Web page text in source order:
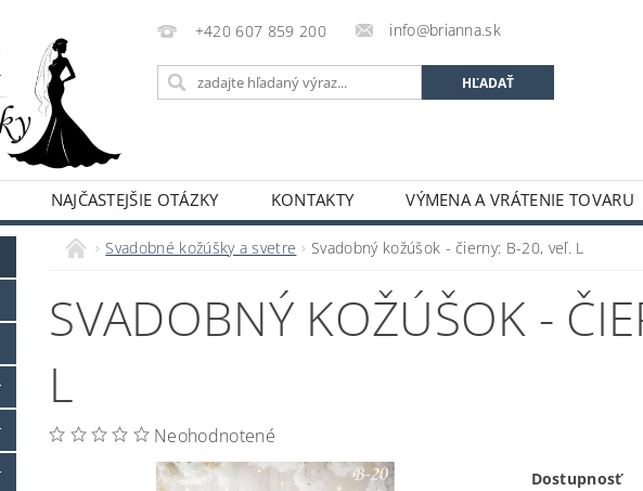
+420 607 859 200 info@brianna.sk
NAJČASTEJŠIE OTÁZKY KONTAKTY VÝMENA A VRÁTENIE TOVARU
Svadobné kožúšky a svetre Svadobný kožúšok - čierny: B-20, veľ. L
SVADOBNÝ KOŽÚŠOK -
L
Neohodnotené
Dostupnosť